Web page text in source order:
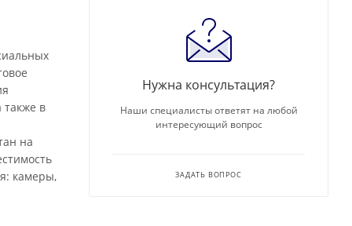
также в
на
камеры,
Нужна консультация?
Наши специалисты ответят на любой
интересующий вопрос
ЗАДАТЬ ВОПРОС